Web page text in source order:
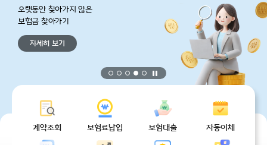
오랫동안 찾아가지 않은
보험금 찾아가기
자세히 보기
정지
무엇을 도와드릴까요?
계약조회 보험료납입 보험대출 자동이체